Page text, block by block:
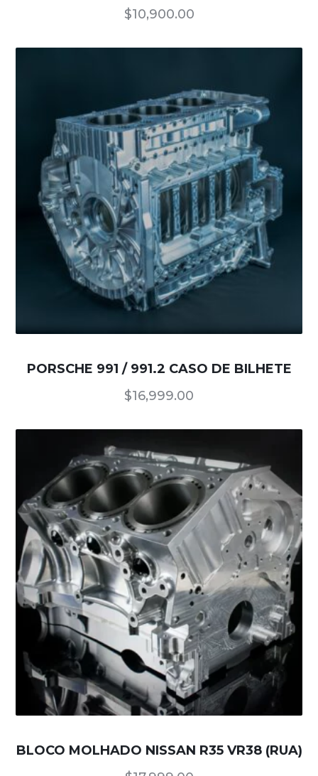
$10,900.00
PORSCHE 991 / 991.2 CASO DE BILHETE
$16,999.00
BLOCO MOLHADO NISSAN R35 VR38 (RUA)